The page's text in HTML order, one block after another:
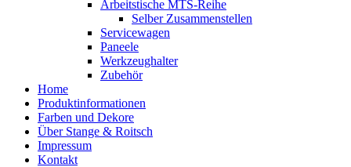
Arbeitstische MTS-Reihe
Selber Zusammenstellen
Servicewagen
Paneele
Werkzeughalter
Zubehör
Home
Produktinformationen
Farben und Dekore
Über Stange & Roitsch
Impressum
Kontakt